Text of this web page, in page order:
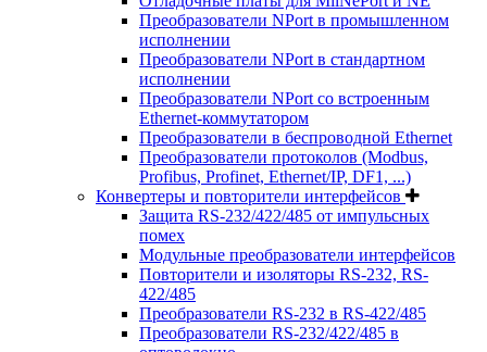
Преобразователи NPort в промышленном
исполнении
Преобразователи NPort в стандартном
исполнении
Преобразователи NPort со встроенным
Ethernet-коммутатором
Преобразователи в беспроводной Ethernet
Преобразователи протоколов (Modbus,
Profibus, Profinet, Ethernet/IP, DF1, ...)
Конвертеры и повторители интерфейсов
Защита RS-232/422/485 от импульсных
помех
Модульные преобразователи интерфейсов
Повторители и изоляторы RS-232, RS-
422/485
Преобразователи RS-232 в RS-422/485
Преобразователи RS-232/422/485 в